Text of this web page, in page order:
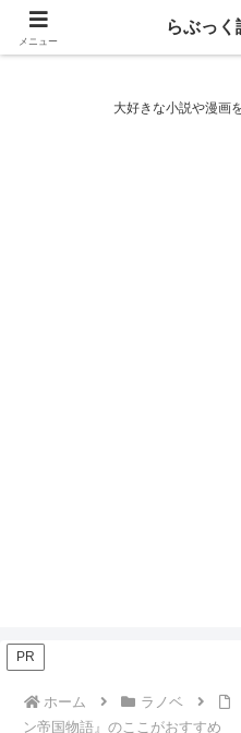
らぶっく
大好きな小説や漫画
PR
ホーム ラノベ
ン帝国物語』のここがおすすめ
メニュー
らぶっ